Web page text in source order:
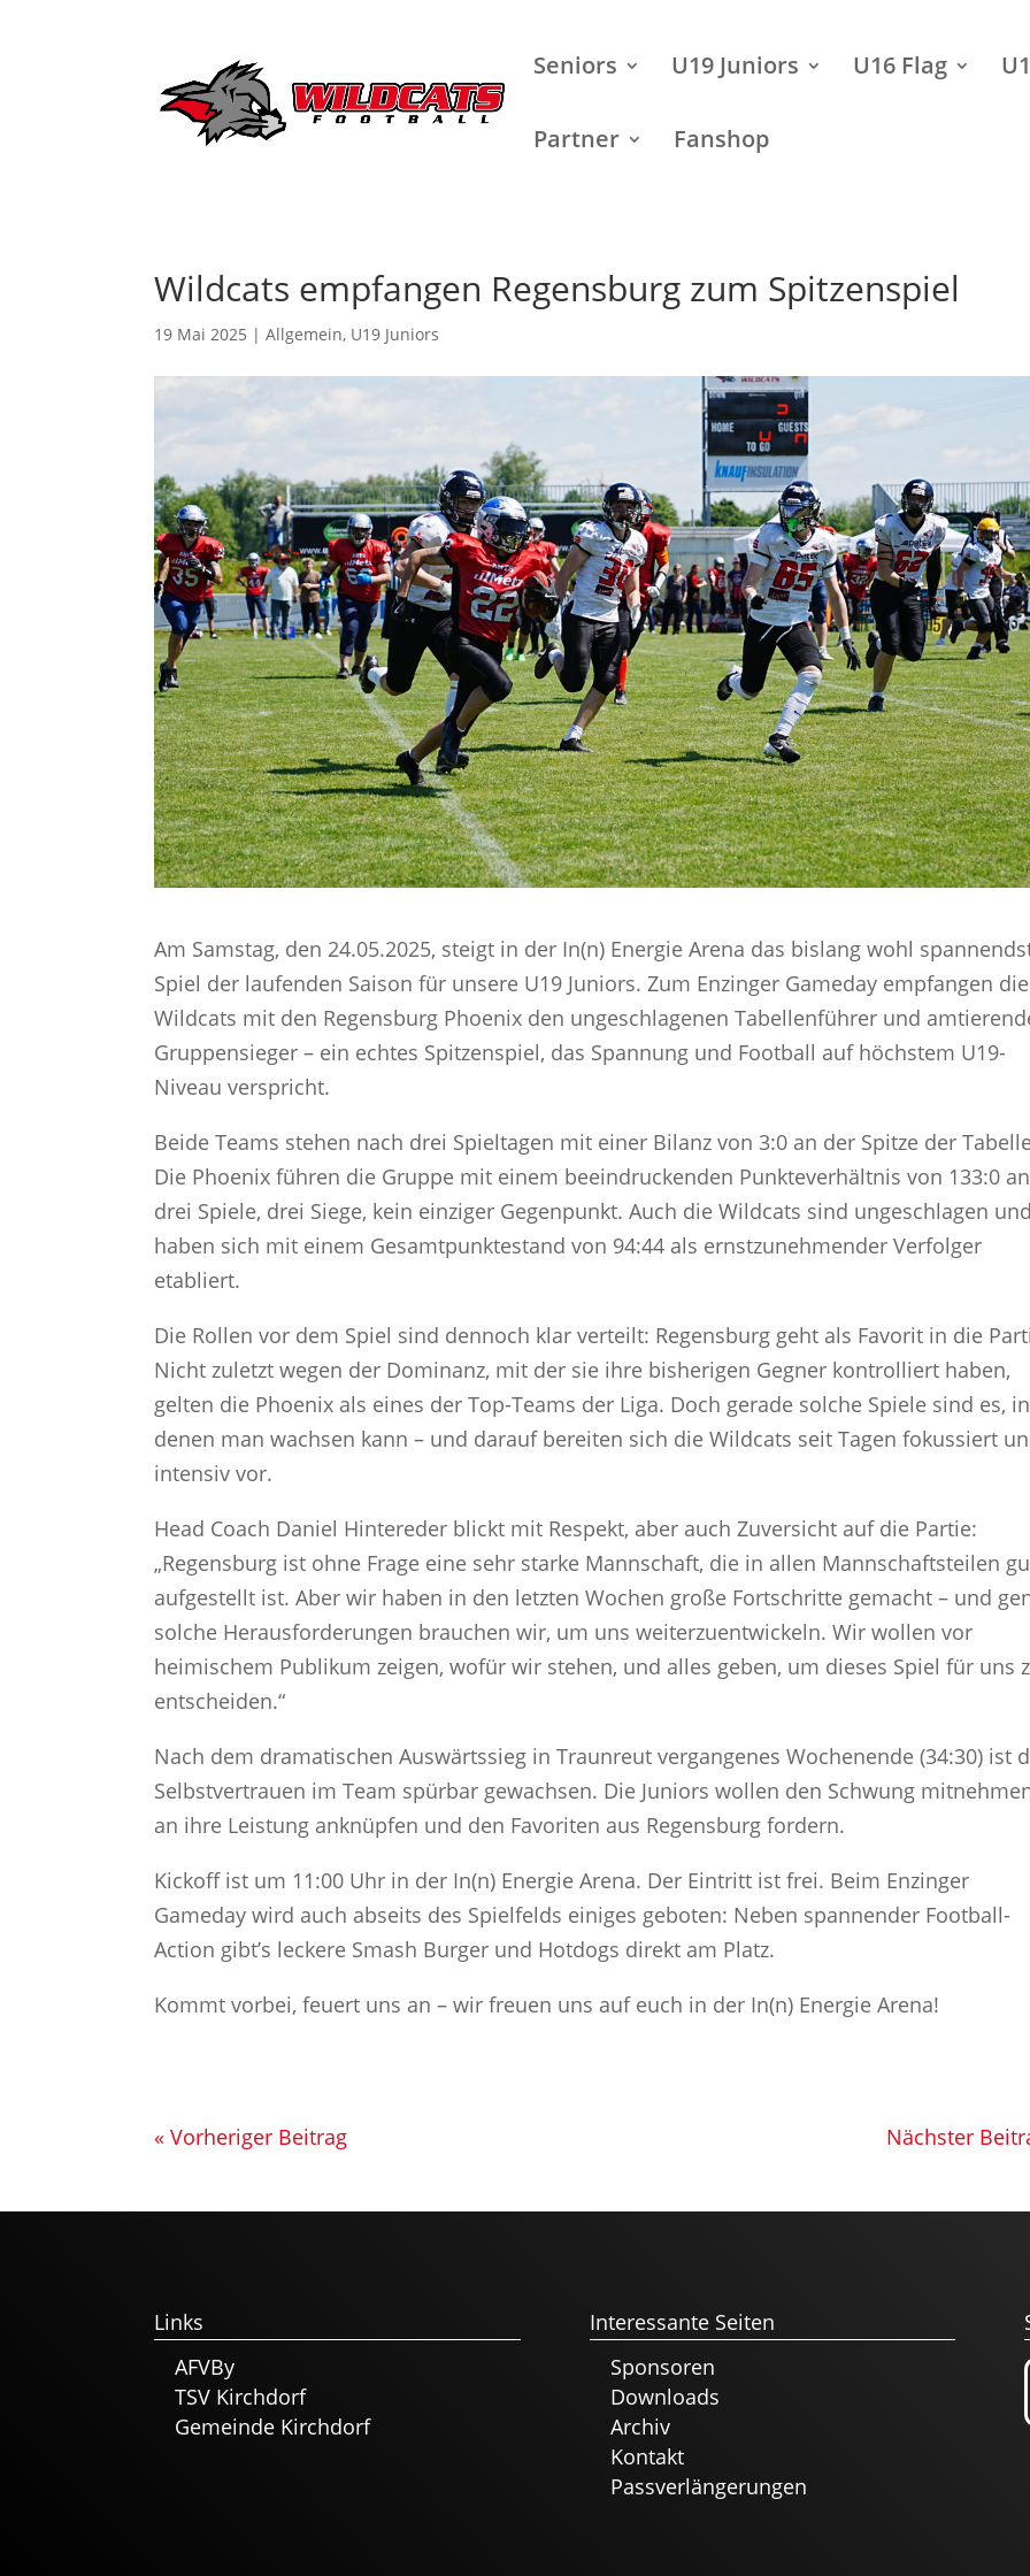
Seniors U19 Juniors U16 Flag
Partner Fanshop
Wildcats empfangen Regensburg zum Spitzenspiel
19 Mai 2025 |Allgemein, U19 Juniors
Am Samstag, den 24.05.2025, steigt in der In(n) Energie Arena das bislang wohl
Spiel der laufenden Saison für unsere U19 Juniors. Zum Enzinger Gameday empfangen die
Wildcats mit den Regensburg Phoenix den ungeschlagenen Tabellenführer und
Gruppensieger – ein echtes Spitzenspiel, das Spannung und Football auf höchstem U19-
Niveau verspricht.
Beide Teams stehen nach drei Spieltagen mit einer Bilanz von 3:0 an der Spitze der
Die Phoenix führen die Gruppe mit einem beeindruckenden Punkteverhältnis von 133:0
drei Spiele, drei Siege, kein einziger Gegenpunkt. Auch die Wildcats sind ungeschlagen und
haben sich mit einem Gesamtpunktestand von 94:44 als ernstzunehmender Verfolger
etabliert.
Die Rollen vor dem Spiel sind dennoch klar verteilt: Regensburg geht als Favorit in die
Nicht zuletzt wegen der Dominanz, mit der sie ihre bisherigen Gegner kontrolliert haben,
gelten die Phoenix als eines der Top-Teams der Liga. Doch gerade solche Spiele sind es, in
denen man wachsen kann – und darauf bereiten sich die Wildcats seit Tagen fokussiert
intensiv vor.
Head Coach Daniel Hintereder blickt mit Respekt, aber auch Zuversicht auf die Partie:
„Regensburg ist ohne Frage eine sehr starke Mannschaft, die in allen Mannschaftsteilen
aufgestellt ist. Aber wir haben in den letzten Wochen große Fortschritte gemacht – und
solche Herausforderungen brauchen wir, um uns weiterzuentwickeln. Wir wollen vor
heimischem Publikum zeigen, wofür wir stehen, und alles geben, um dieses Spiel für uns
entscheiden.“
Nach dem dramatischen Auswärtssieg in Traunreut vergangenes Wochenende (34:30) ist
Selbstvertrauen im Team spürbar gewachsen. Die Juniors wollen den Schwung
an ihre Leistung anknüpfen und den Favoriten aus Regensburg fordern.
Kickoff ist um 11:00 Uhr in der In(n) Energie Arena. Der Eintritt ist frei. Beim Enzinger
Gameday wird auch abseits des Spielfelds einiges geboten: Neben spannender Football-
Action gibt’s leckere Smash Burger und Hotdogs direkt am Platz.
Kommt vorbei, feuert uns an – wir freuen uns auf euch in der In(n) Energie Arena!
« Vorheriger Beitrag Nächster
Links
AFVBy
TSV Kirchdorf
Gemeinde Kirchdorf
Interessante Seiten
Sponsoren
Downloads
Archiv
Kontakt
Passverlängerungen